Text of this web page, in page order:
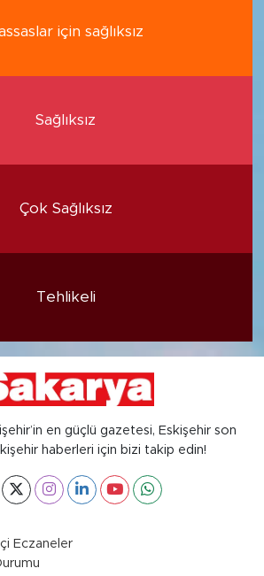
için sağlıksız
Sağlıksız
Çok Sağlıksız
Tehlikeli
en güçlü gazetesi, Eskişehir son
haberleri için bizi takip edin!
Eczaneler